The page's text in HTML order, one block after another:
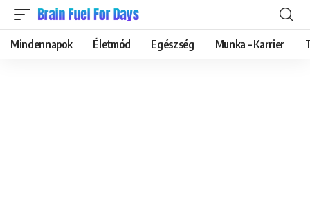
Mindennapok Életmód Egészség Munka – Karrier